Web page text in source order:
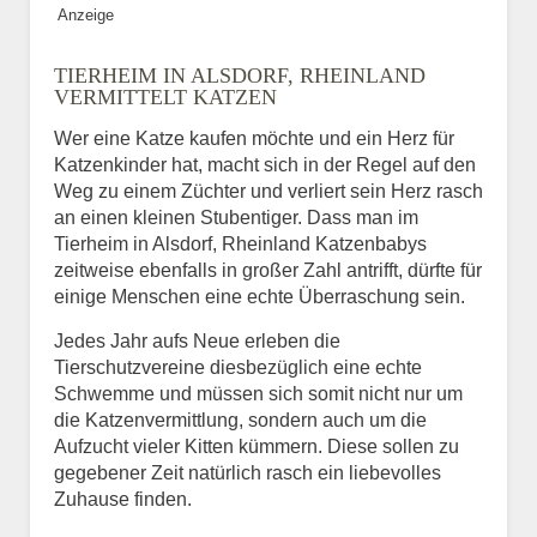
BILD HOCHLADEN
Vermisst seit
Ort des Verschwindens
Anzeige
TIERHEIM IN ALSDORF, RHEINLAND
VERMITTELT KATZEN
Wer eine Katze kaufen möchte und ein Herz für
Katzenkinder hat, macht sich in der Regel auf den
Weg zu einem Züchter und verliert sein Herz rasch
an einen kleinen Stubentiger. Dass man im
Tierheim in Alsdorf, Rheinland Katzenbabys
zeitweise ebenfalls in großer Zahl antrifft, dürfte für
einige Menschen eine echte Überraschung sein.
Jedes Jahr aufs Neue erleben die
Tierschutzvereine diesbezüglich eine echte
Schwemme und müssen sich somit nicht nur um
die Katzenvermittlung, sondern auch um die
Aufzucht vieler Kitten kümmern. Diese sollen zu
gegebener Zeit natürlich rasch ein liebevolles
Zuhause finden.